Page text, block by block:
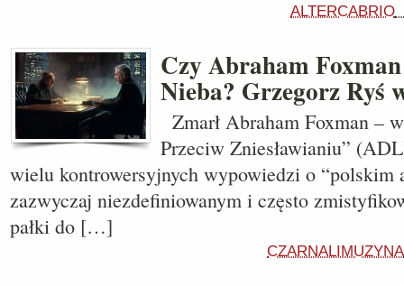
ALTERCABRIO
Czy Abraham
Nieba? Grzegorz Ryś
Zmarł Abraham Foxman –
Przeciw Zniesławianiu”
wielu kontrowersyjnych wypowiedzi o “polskim
zazwyczaj niezdefiniowanym i często
pałki do […]
CZARNALIMUZYNA